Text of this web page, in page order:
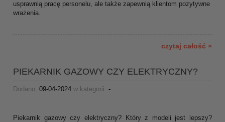
usprawnią pracę personelu, ale także zapewnią klientom pozytywne
wrażenia.
czytaj całość »
PIEKARNIK GAZOWY CZY ELEKTRYCZNY?
Dodano: 09-04-2024 w kategorii: -
Piekarnik gazowy czy elektryczny? Który z modeli jest lepszy?